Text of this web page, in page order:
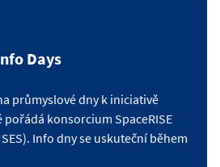
Days
průmyslové dny k iniciativě
pořádá konsorcium SpaceRISE
Info dny se uskuteční během